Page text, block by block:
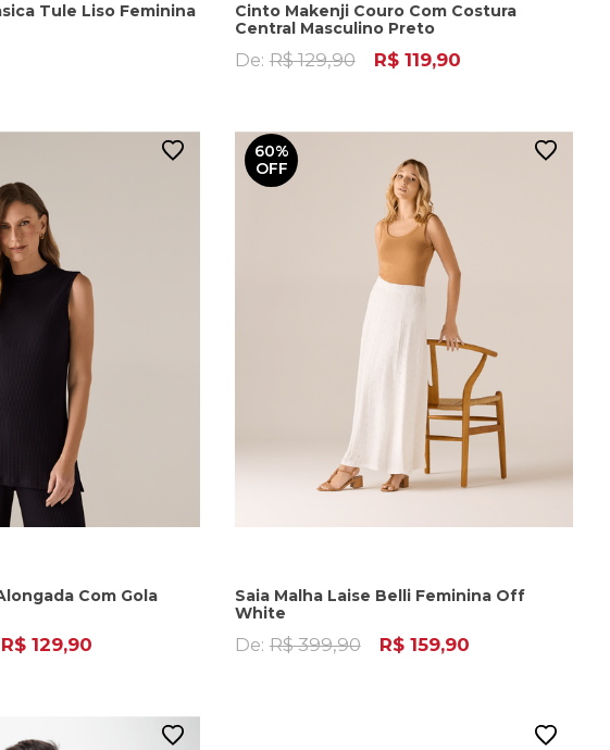
Tule Liso Feminina
Cinto Makenji Couro Com Costura
Central Masculino Preto
De: R$ 129,90 R$ 119,90
Com Gola
R$ 129,90
60%
OFF
Saia Malha Laise Belli Feminina Off
White
De: R$ 399,90 R$ 159,90